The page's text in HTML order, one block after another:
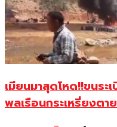
เมียนมาสุดโหด!!ขนระ
พลเรือนกระเหรี่ยงตา